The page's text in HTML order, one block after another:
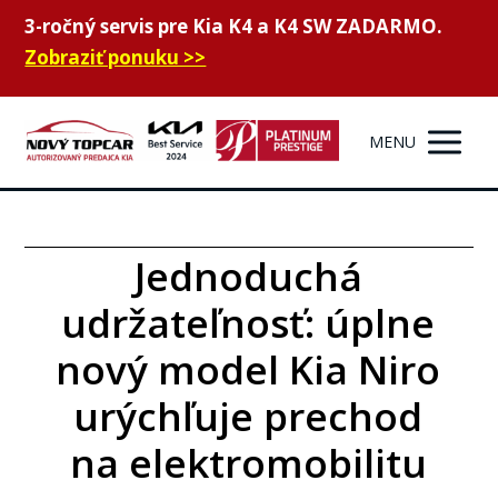
3-ročný servis pre Kia K4 a K4 SW ZADARMO.
Zobraziť ponuku >>
MENU
Jednoduchá
udržateľnosť: úplne
nový model Kia Niro
urýchľuje prechod
na elektromobilitu